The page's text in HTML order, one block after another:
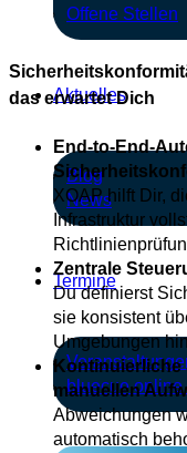
Offene Stellen
Aktuelles
Blog
News
Termine
bluecue online
das erwartet Dich
End-to-End-
XOAP hilft Dir,
Infrastruktur
Zentrale
Du definierst
sie konsistent
Umgebungen
Kontinuierliche
manuellen
Abweichungen
automatisch